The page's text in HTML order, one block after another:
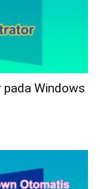
Windows